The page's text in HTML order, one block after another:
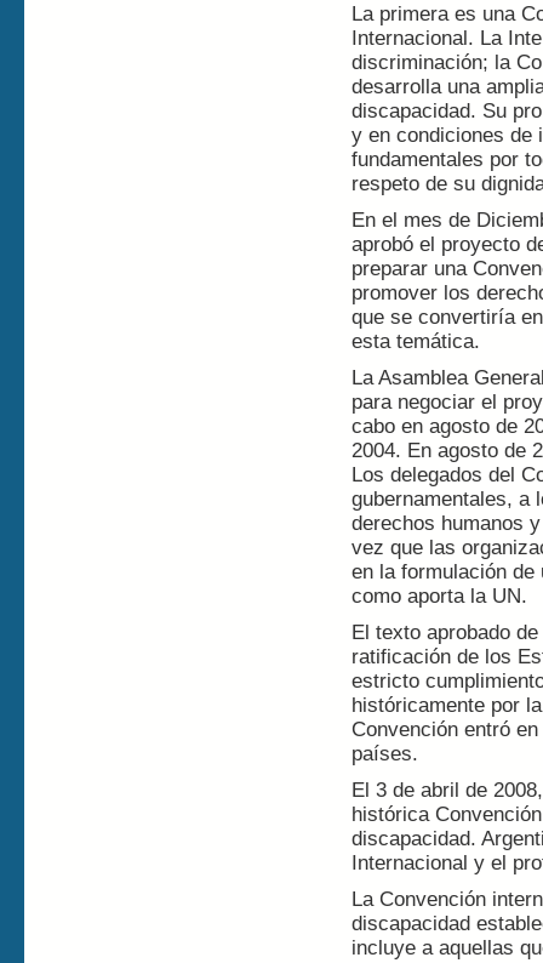
La primera es una
Internacional. La
discriminación; la
desarrolla una
discapacidad. Su
y en condiciones de
fundamentales por
respeto de su
En el mes de
aprobó el proyecto
preparar una
promover los
que se convertiría
esta temática.
La Asamblea
para negociar el
cabo en agosto de
2004. En agosto de
Los delegados del
gubernamentales, a
derechos humanos
vez que las
en la formulación
como aporta la UN.
El texto aprobado
ratificación de los
estricto
históricamente por
Convención entró
países.
El 3 de abril de
histórica
discapacidad.
Internacional y el
La Convención
discapacidad
incluye a aquellas